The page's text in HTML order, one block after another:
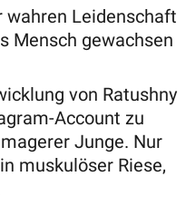
wahren Leidenschaft
Mensch gewachsen
von Ratushny
Account zu
Junge. Nur
muskulöser Riese,